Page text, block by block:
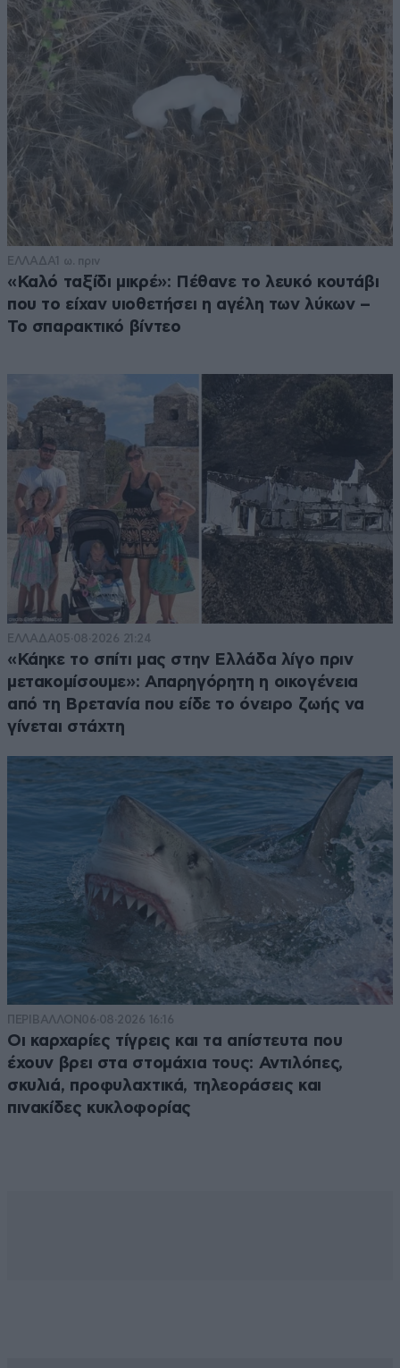
ΕΛΛΑΔΑ1 ω. πριν
«Καλό ταξίδι μικρέ»: Πέθανε το λευκό κουτάβι
που το είχαν υιοθετήσει η αγέλη των λύκων –
Το σπαρακτικό βίντεο
ΕΛΛΑΔΑ05·08·2026 21:24
«Κάηκε το σπίτι μας στην Ελλάδα λίγο πριν
μετακομίσουμε»: Απαρηγόρητη η οικογένεια
από τη Βρετανία που είδε το όνειρο ζωής να
γίνεται στάχτη
ΠΕΡΙΒΑΛΛΟΝ 06·08·2026 16:16
Οι καρχαρίες τίγρεις και τα απίστευτα που
έχουν βρει στα στομάχια τους: Αντιλόπες,
σκυλιά, προφυλαχτικά, τηλεοράσεις και
πινακίδες κυκλοφορίας